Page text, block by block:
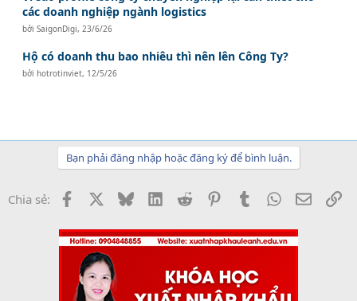
các doanh nghiệp ngành logistics
bởiSaigonDigi, 23/6/26
Hộ có doanh thu bao nhiêu thì nên lên Công Ty?
bởihotrotinviet, 12/5/26
Bạn phải đăng nhập hoặc đăng ký để bình luận.
Chia sẻ: Facebook BlueskyLinkedInReddit PinterestTumblrWhatsApp
Email